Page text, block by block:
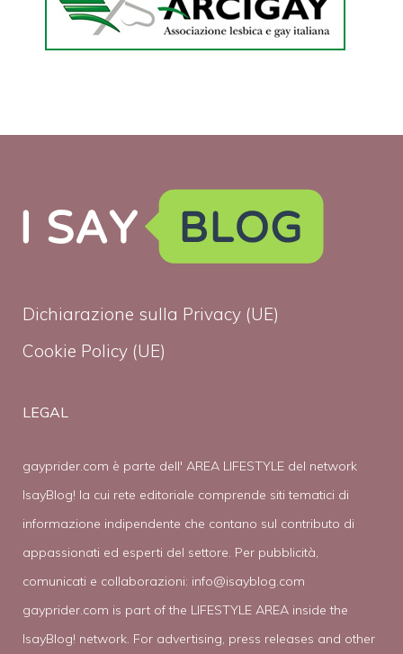
Dichiarazione sulla Privacy (UE)
Cookie Policy (UE)
LEGAL
gayprider.com è parte dell' AREA LIFESTYLE del network
IsayBlog! la cui rete editoriale comprende siti tematici di
informazione indipendente che contano sul contributo di
appassionati ed esperti del settore. Per pubblicità,
comunicati e collaborazioni: info@isayblog.com
gayprider.com is part of the LIFESTYLE AREA inside the
IsayBlog! network. For advertising, press releases and other